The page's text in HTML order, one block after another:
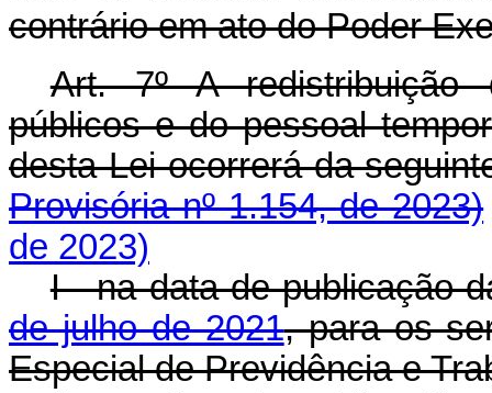
contrário em ato do Poder
Art. 7º A redistribuição
públicos e do pessoal
desta Lei ocorrerá da
Provisória nº 1.154, de 2023)
de 2023)
I - na data de publicação
de julho de 2021, para os
Especial de Previdência e